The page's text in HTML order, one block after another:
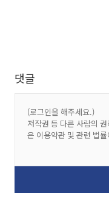
댓글